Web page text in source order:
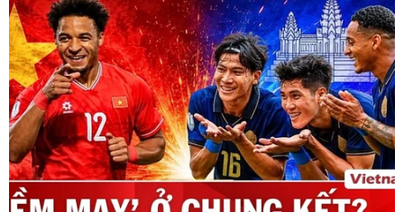
Trị.
Công ty Cao su Quảng Trị là một doanh nghiệp
nhà nước. Lãnh đạo tỉnh Quảng Trịgiao cho
công ty thực hiện dự án đất trồng cao su tại
huyện Sa Muồi nhằm thúcđẩy hợp tác đầu tư
giữa hai tỉnh, đồng thời giúp nhân dân địa
phương có thêmcông ăn việc làm, tăng thu